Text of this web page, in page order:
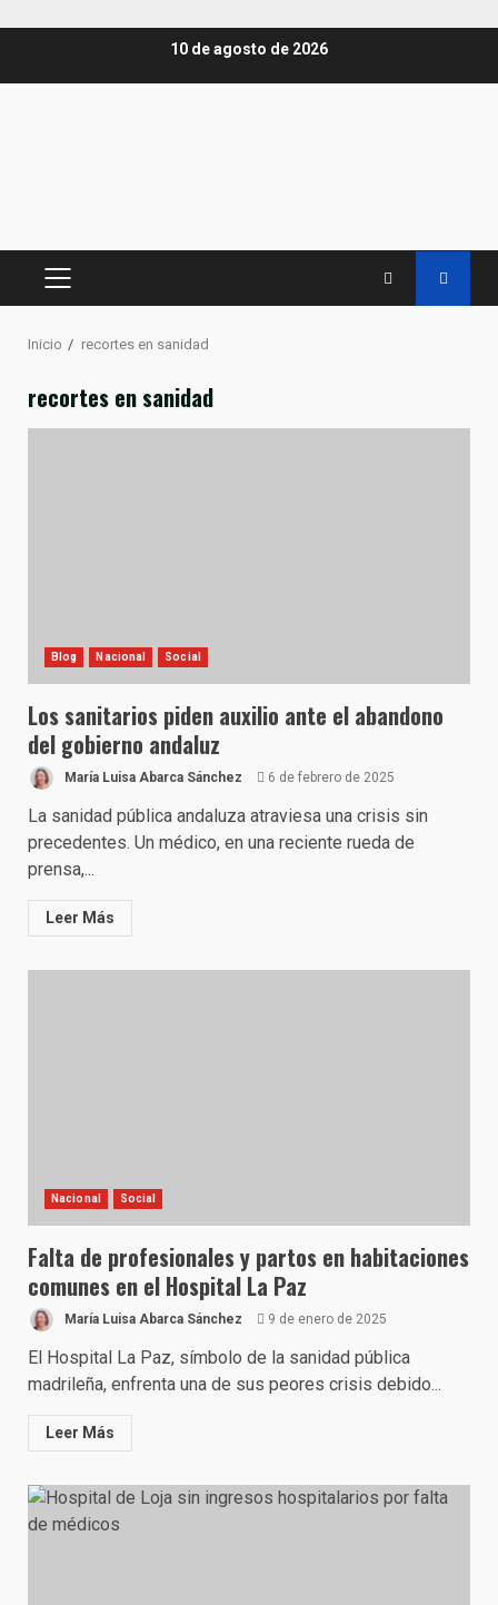
10 de agosto de 2026
MENÚ
Inicio recortes en sanidad
recortes en sanidad
Blog Nacional Social
Los sanitarios piden auxilio ante el abandono
del gobierno andaluz
María Luisa Abarca Sánchez 6 de febrero de 2025
La sanidad pública andaluza atraviesa una crisis sin
precedentes. Un médico, en una reciente rueda de
prensa,...
Leer Más
Nacional Social
Falta de profesionales y partos en habitaciones
comunes en el Hospital La Paz
María Luisa Abarca Sánchez 9 de enero de 2025
El Hospital La Paz, símbolo de la sanidad pública
madrileña, enfrenta una de sus peores crisis debido...
Leer Más